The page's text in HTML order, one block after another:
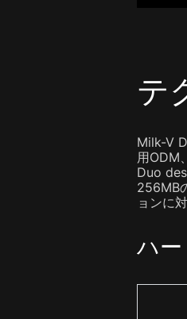
テ
Milk-V
用ODM
Duo
256MB
ョンに
ハ